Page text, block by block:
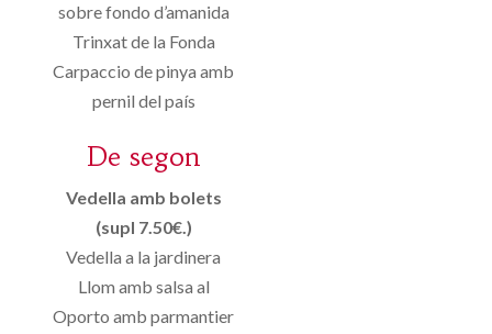
sobre fondo d’amanida
Trinxat de la Fonda
Carpaccio de pinya amb
pernil del país
De segon
Vedella amb bolets
(supl 7.50€.)
Vedella a la jardinera
Llom amb salsa al
Oporto amb parmantier